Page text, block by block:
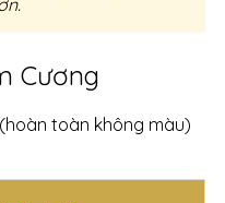
Cương
toàn không màu)